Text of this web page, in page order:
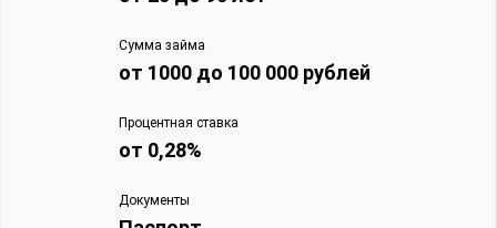
Сумма займа
от 1000 до 100 000 рублей
Процентная ставка
от 0,28%
Документы